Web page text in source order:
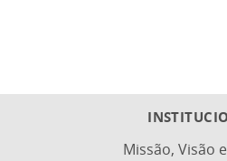
Missão, Visão